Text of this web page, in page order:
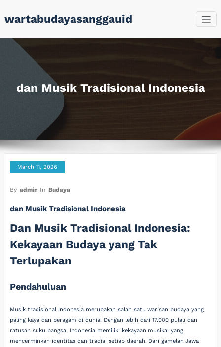
towartabudayasanggauid
dan Musik Tradisional Indonesia
March 11, 2026
By admin In Budaya
dan Musik Tradisional Indonesia
Dan Musik Tradisional Indonesia:
Kekayaan Budaya yang Tak
Terlupakan
Pendahuluan
Musik tradisional Indonesia merupakan salah satu warisan budaya yang
paling kaya dan beragam di dunia. Dengan lebih dari 17.000 pulau dan
ratusan suku bangsa, Indonesia memiliki kekayaan musikal yang
mencerminkan identitas dan tradisi setiap daerah. Dari gamelan Jawa